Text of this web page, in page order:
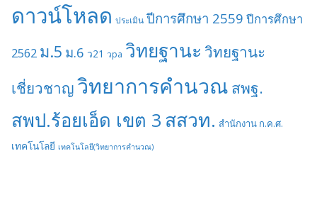
ดาวน์โหลด ประเมิน ปีการศึกษา 2559 ปีการศึกษา
2562 ม.5 ม.6 ว21 วpa วิทยฐานะ วิทยฐานะ
เชี่ยวชาญวิทยาการคำนวณ สพฐ.
สพป.ร้อยเอ็ด เขต 3 สสวท. สำนักงาน ก.ค.ศ.
เทคโนโลยี เทคโนโลยี(วิทยาการคำนวณ)